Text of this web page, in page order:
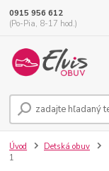
0915 956 612
(Po-Pia, 8-17 hod.)
Úvod Detská obuv
1